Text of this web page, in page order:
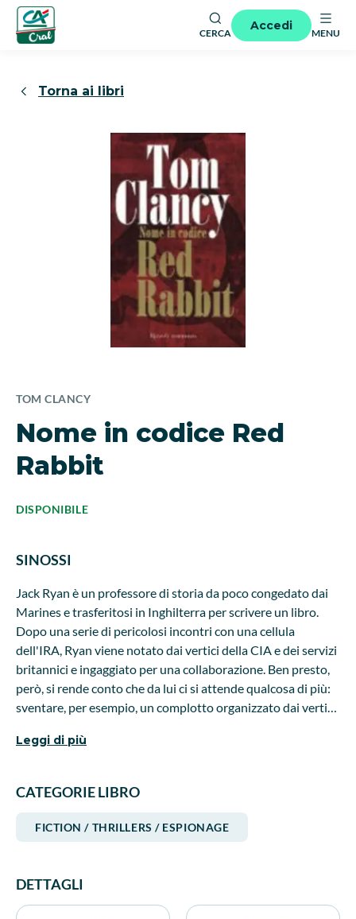
CERCA
Accedi
MENU
Torna ai libri
TOM CLANCY
Nome in codice Red
Rabbit
DISPONIBILE
SINOSSI
Jack Ryan è un professore di storia da poco congedato dai
Marines e trasferitosi in Inghilterra per scrivere un libro.
Dopo una serie di pericolosi incontri con una cellula
dell'IRA, Ryan viene notato dai vertici della CIA e dei servizi
britannici e ingaggiato per una collaborazione. Ben presto,
però, si rende conto che da lui ci si attende qualcosa di più:
sventare, per esempio, un complotto organizzato dai vertici
Leggi di più
CATEGORIE LIBRO
FICTION / THRILLERS / ESPIONAGE
DETTAGLI